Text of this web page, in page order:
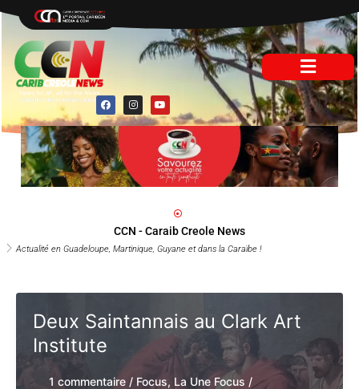
contenu
F
a
c
e
b
o
o
k
I
n
s
t
m
Y
o
u
t
b
e
Actualité en Guadeloupe, Martinique, Guyane et dans la Caraïbe !
CCN - Caraib Creole News
Deux Saintannais au Clark Art
Institute
1 commentaire / Focus, La Une Focus /